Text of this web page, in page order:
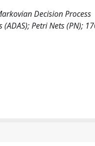
Decision Process
Petri Nets (PN);